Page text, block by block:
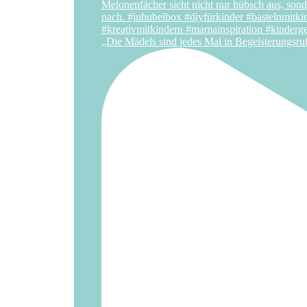
„Die Mädels sind jedes Mal in